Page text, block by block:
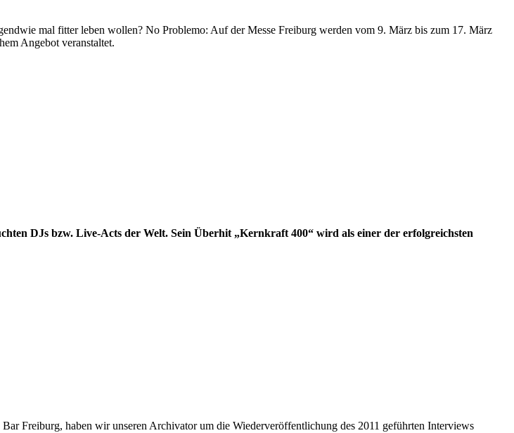
mal fitter leben wollen? No Problemo: Auf der Messe Freiburg werden vom 9. März bis zum 17. März
Angebot veranstaltet.
DJs bzw. Live-Acts der Welt. Sein Überhit „Kernkraft 400“ wird als einer der erfolgreichsten
Freiburg, haben wir unseren Archivator um die Wiederveröffentlichung des 2011 geführten Interviews